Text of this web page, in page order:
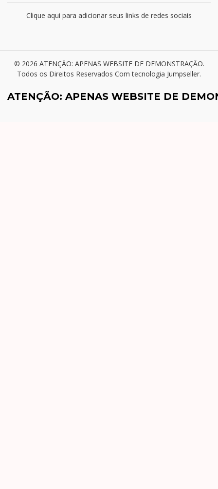
Clique aqui para adicionar seus links de redes sociais
© 2026 ATENÇÃO: APENAS WEBSITE DE DEMONSTRAÇÃO.
Todos os Direitos Reservados Com tecnologia Jumpseller.
ATENÇÃO: APENAS WEBSITE DE